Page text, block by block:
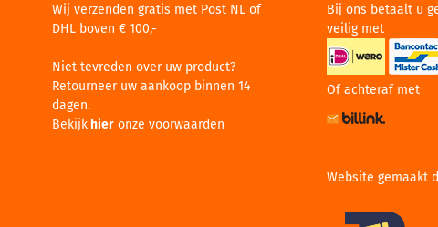
Wij verzenden gratis met Post NL of
DHL boven € 100,-
Niet tevreden over uw product?
Retourneer uw aankoop binnen 14
dagen.
Bekijk hieronze voorwaarden
Bij ons betaalt u
veilig met
Of achteraf met
Website gemaakt